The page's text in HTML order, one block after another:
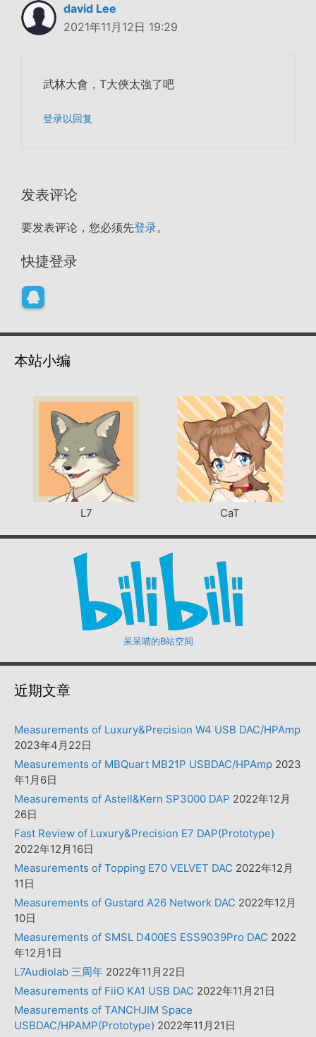
david Lee
2021年11月12日 19:29
武林大會，T大俠太強了吧
登录以回复
发表评论
要发表评论，您必须先登录。
快捷登录
本站小编
L7 CaT
呆呆喵的B站空间
近期文章
Measurements of Luxury&Precision W4 USB DAC/HPAmp
2023年4月22日
Measurements of MBQuart MB21P USBDAC/HPAmp 2023
年1月6日
Measurements of Astell&Kern SP3000 DAP 2022年12月
26日
Fast Review of Luxury&Precision E7 DAP(Prototype)
2022年12月16日
Measurements of Topping E70 VELVET DAC 2022年12月
11日
Measurements of Gustard A26 Network DAC 2022年12月
10日
Measurements of SMSL D400ES ESS9039Pro DAC 2022
年12月1日
L7Audiolab 三周年 2022年11月22日
Measurements of FiiO KA1 USB DAC 2022年11月21日
Measurements of TANCHJIM Space
USBDAC/HPAMP(Prototype) 2022年11月21日